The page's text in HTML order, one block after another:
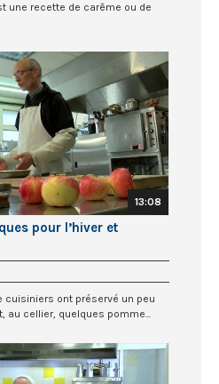
une recette de carême ou de
13:08
pour l’hiver et
cuisiniers ont préservé un peu
au cellier, quelques pomme...